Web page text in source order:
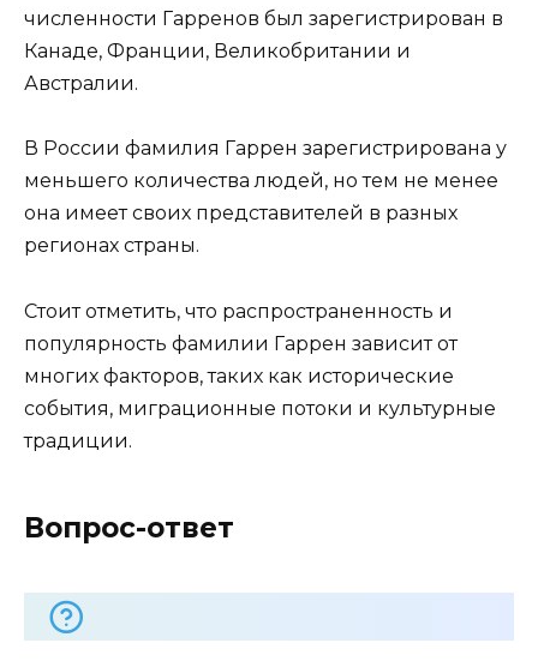
численности Гарренов был зарегистрирован в
Канаде, Франции, Великобритании и
Австралии.
В России фамилия Гаррен зарегистрирована у
меньшего количества людей, но тем не менее
она имеет своих представителей в разных
регионах страны.
Стоит отметить, что распространенность и
популярность фамилии Гаррен зависит от
многих факторов, таких как исторические
события, миграционные потоки и культурные
традиции.
Вопрос-ответ